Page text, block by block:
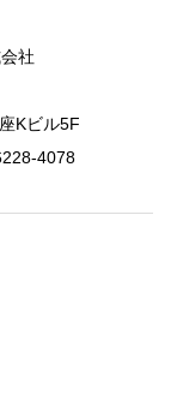
社
Kビル5F
4078